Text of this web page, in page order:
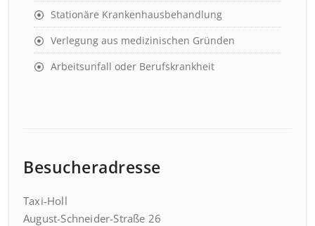
Stationäre Krankenhausbehandlung
Verlegung aus medizinischen Gründen
Arbeitsunfall oder Berufskrankheit
Besucheradresse
Taxi-Holl
August-Schneider-Straße 26